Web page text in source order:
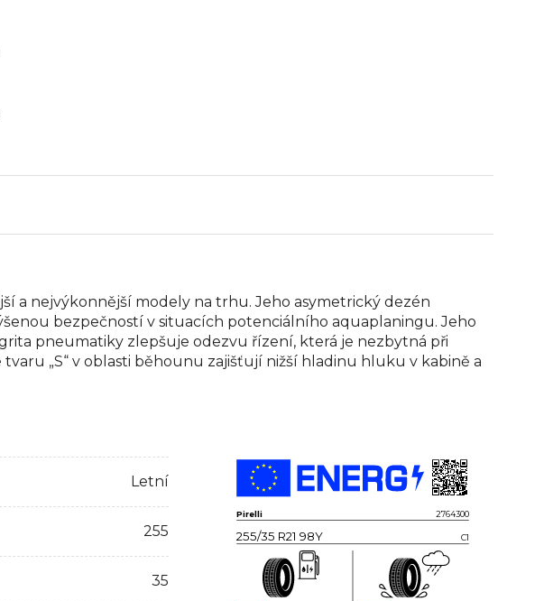
a nejvýkonnější modely na trhu. Jeho asymetrický dezén
bezpečností v situacích potenciálního aquaplaningu. Jeho
pneumatiky zlepšuje odezvu řízení, která je nezbytná při
„S“ v oblasti běhounu zajišťují nižší hladinu hluku v kabině a
Letní
255
35
Pirelli 2764300
255/35 R21 98Y C1